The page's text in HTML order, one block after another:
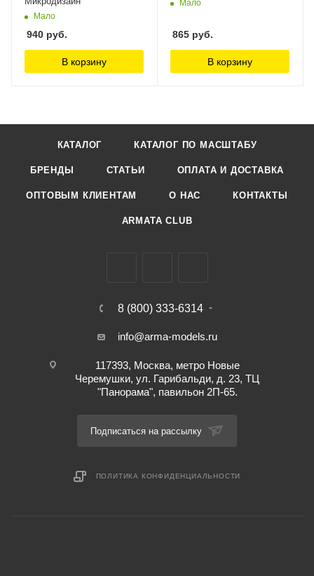
Мало
940 руб.
В корзину
Мало
865 руб.
В корзину
КАТАЛОГ КАТАЛОГ ПО МАСШТАБУ
БРЕНДЫ СТАТЬИ ОПЛАТА И ДОСТАВКА
ОПТОВЫМ КЛИЕНТАМ О НАС КОНТАКТЫ
ARMATA CLUB
8 (800) 333-6314
info@arma-models.ru
117393, Москва, метро Новые
Черемушки, ул. Гарибальди, д. 23, ТЦ
"Панорама", павильон 2П-65.
Подписаться на рассылку
ПОЛИТИКА КОНФИДЕНЦИАЛЬНОСТИ